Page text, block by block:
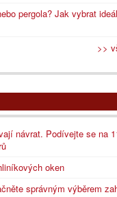
pergola? Jak vybrat
>>
návrat. Podívejte se na
oken
správným výběrem